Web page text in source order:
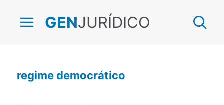
GENJURÍDICO
regime democrático